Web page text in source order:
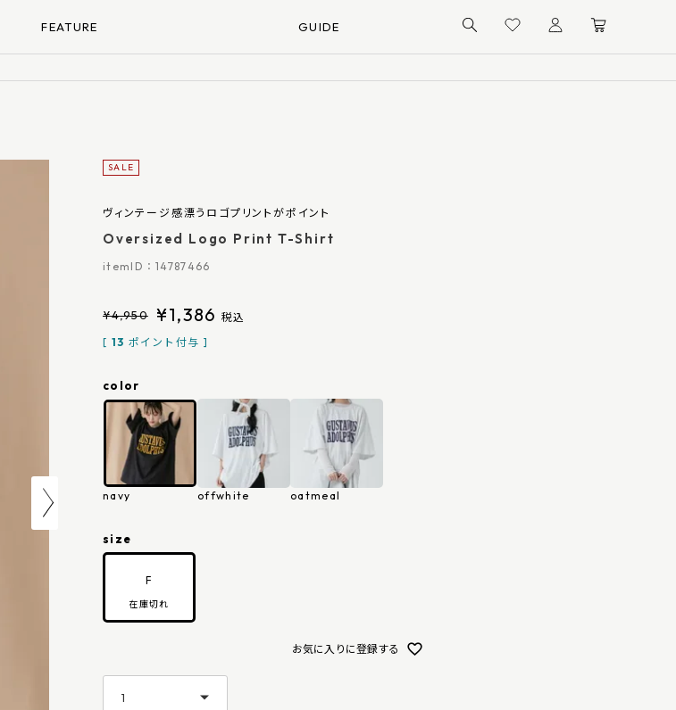
FEATURE GUIDE
SALE
ヴィンテージ感漂うロゴプリントがポイント
Oversized Logo Print T-Shirt
14787466
¥4,950 ¥1,386 税込
[ 13 ポイント付与 ]
color
navy offwhite oatmeal
size
F
在庫切れ
お気に入りに登録する